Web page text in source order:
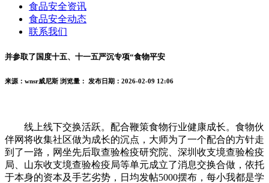
食品安全资讯
食品安全动态
联系我们
并参取了国度十五、十一五严沉专项“食物平安
来源：wnsr威尼斯 浏览量： 发布日期：2026-02-09 12:06
线上线下交换活跃。配合鞭策食物行业健康成长。食物伙
伴网将收集社区做为成长的沉点，大师为了一个配合的方针走
到了一路，网坐先后取查验检疫研究院、深圳收支境查验检疫
局、山东收支境查验检疫局等单元成立了消息交换合做，依托
于本身的资本及手艺劣势，日均发帖5000摆布，每小我都是学